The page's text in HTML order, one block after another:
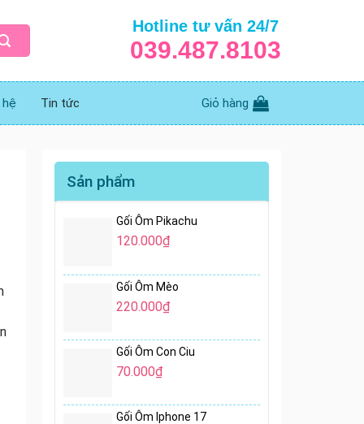
Hotline tư vấn 24/7
039.487.8103
hệ Tin tức Giỏ hàng
Sản phẩm
Gối Ôm Pikachu
120.000₫
Gối Ôm Mèo
220.000₫
Gối Ôm Con Ciu
70.000₫
Gối Ôm Iphone 17